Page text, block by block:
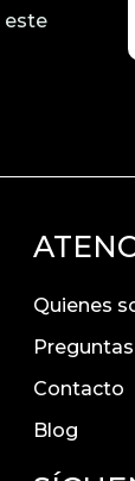
este
Quienes
Contacto
Blog